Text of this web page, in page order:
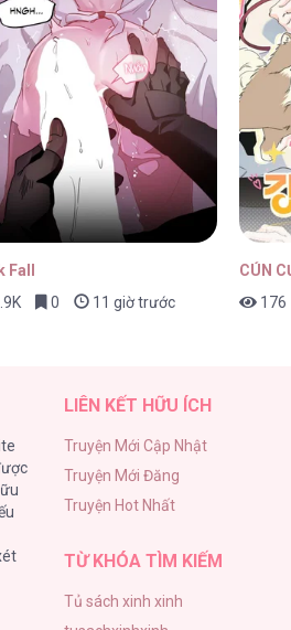
[...] – Chap 81
[...] – Chap 80
[...] – Chap 78
[...] – Chap 77
Fall
0 11 giờ trước
CÚN
176
LIÊN KẾT HỮU ÍCH
Truyện Mới Cập Nhật
Truyện Mới Đăng
Truyện Hot Nhất
TỪ KHÓA TÌM KIẾM
Tủ sách xinh xinh